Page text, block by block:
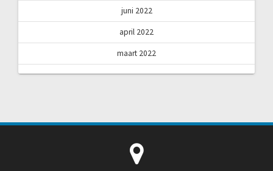
juni 2022
april 2022
maart 2022